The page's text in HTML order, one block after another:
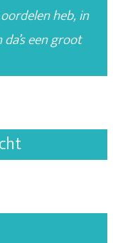
heb, in
een groot